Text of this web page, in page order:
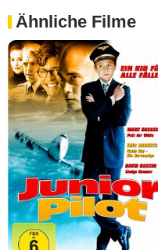
Ähnliche Filme